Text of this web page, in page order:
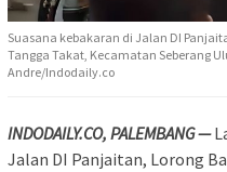
Suasana kebakaran di Jalan DI
Tangga Takat, Kecamatan Seberang
Andre/Indodaily.co
INDODAILY.CO, PALEMBANG —
Jalan DI Panjaitan, Lorong